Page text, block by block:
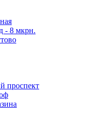
- 8 мкрн.
проспект